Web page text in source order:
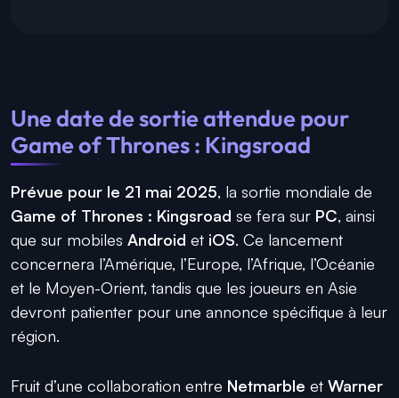
Une date de sortie attendue pour
Game of Thrones : Kingsroad
Prévue pour le 21 mai 2025, la sortie mondiale de
Game of Thrones : Kingsroad se fera sur PC, ainsi
que sur mobiles Android et iOS. Ce lancement
concernera l’Amérique, l’Europe, l’Afrique, l’Océanie
et le Moyen-Orient, tandis que les joueurs en Asie
devront patienter pour une annonce spécifique à leur
région.
Fruit d’une collaboration entre Netmarble et Warner